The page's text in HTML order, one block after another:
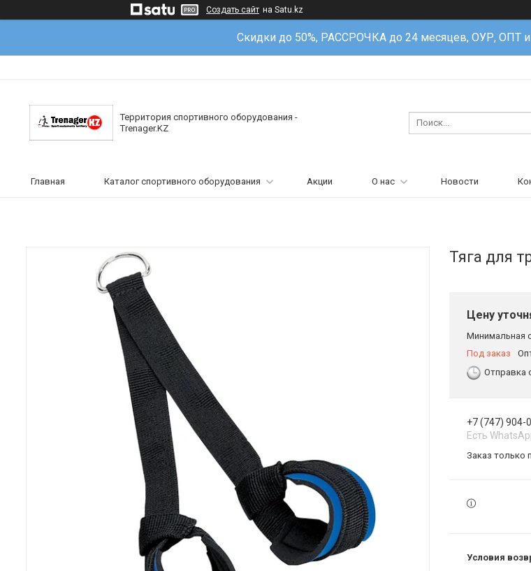
Создать сайт на Satu.kz
Скидки до 50%, РАССРОЧКА до 24 месяцев, ОУР, ОПТ
Территория спортивного оборудования -
Trenager.KZ
Главная Каталог спортивного оборудования Акции О нас Новости
Тяга для
Цену
Минимальная
Под заказ
Отправка
+7 (747) 904-
Есть
Заказ только